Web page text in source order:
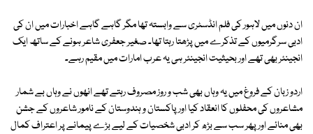
ان دنوں میں لاہور کی فلم انڈسٹری سے وابستہ تھا مگر گاہے گاہے اخبارات میں ان کی
ادبی سرگرمیوں کے تذکرے میں پڑھتا رہتا تھا۔ صغیر جعفری شاعر ہونے کے ساتھ ایک
انجینئر بھی تھے اور بحیثیت انجینئر ہی یہ عرب امارات میں مقیم رہے۔
اردو زبان کے فروغ میں یہ وہاں بھی شب و روز مصروف رہتے تھے انھوں نے وہاں بے شمار
مشاعروں کی محفلوں کا انعقاد کیا اور پاکستان و ہندوستان کے نامور شاعروں کے جشن
بھی منائے اور پھر سب سے بڑھ کر ادبی شخصیات کے لیے بڑے پیمانے پر اعتراف کمال